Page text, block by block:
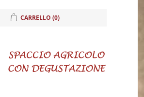
CARRELLO (0)